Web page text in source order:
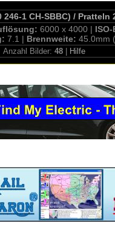
246-1 CH-SBBC) / Pratteln
6000 x 4000 |
7.1 | Brennweite: 45.0mm
Anzahl Bilder: 48 Hilfe